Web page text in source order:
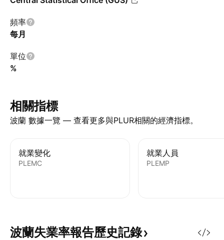
頻率
每月
單位
%
相關指標
波蘭 數據一覽 — 查看更多與PLUR相關的經濟指標。
就業變化
PLEMC
就業人員
PLEMP
波蘭失業率報告歷史記錄